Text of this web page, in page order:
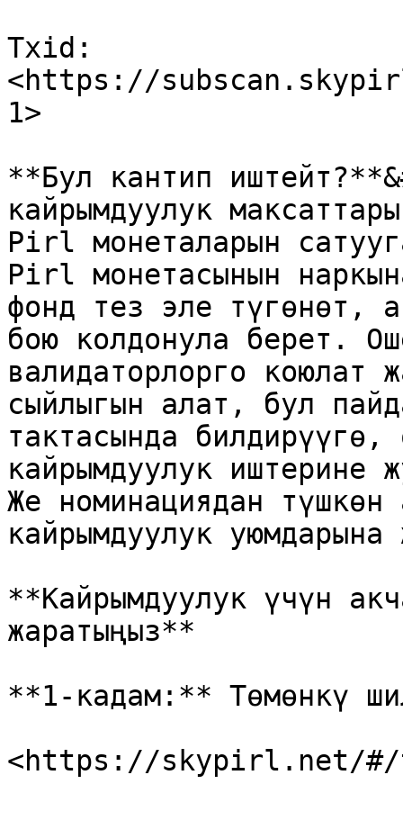
Txid:
<https://
1>​
**Бул кантип
кайрымдуулук
Pirl монеталарын
Pirl монетасынын
фонд тез эле түгөнөт,
бою колдонула берет.
валидаторлорго коюлат
сыйлыгын алат, бул
тактасында
кайрымдуулук иштерине
Же номинациядан түшкөн
кайрымдуулук уюмдарына
**Кайрымдуулук үчүн
жаратыңыз**
**1-кадам:** Төмөнкү
​<https://skypirl.net/#/